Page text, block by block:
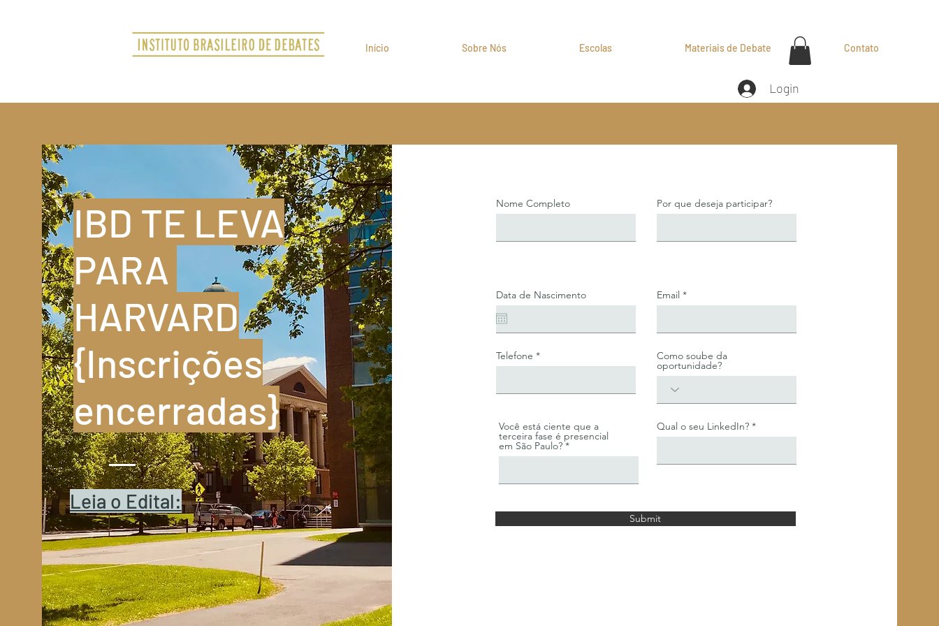
Início Sobre Nós Escolas Materiais de Debate Contato
Login
IBD TE LEVA
PARA
HARVARD
{Inscrições
encerradas}
Leia o Edital:
Nome Completo Por que deseja participar?
Data de Nascimento Email
Telefone Como soube da
oportunidade?
Você está ciente que a
terceira fase é presencial
em São Paulo?
Qual o seu LinkedIn?
Submit